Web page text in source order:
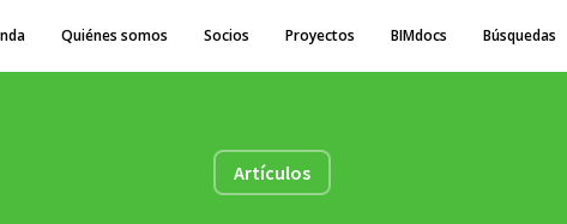
Quiénes somos Socios Proyectos BIMdocs Búsquedas
Artículos